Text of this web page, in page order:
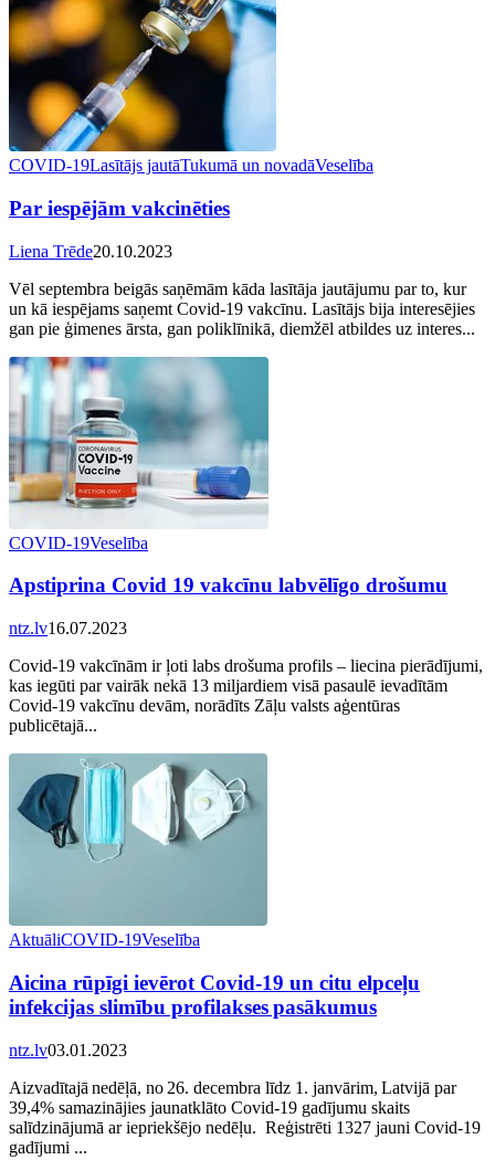
COVID-19Lasītājs jautāTukumā un novadāVeselība
Par iespējām vakcinēties
Liena Trēde20.10.2023
Vēl septembra beigās saņēmām kāda lasītāja jautājumu par to, kur
un kā iespējams saņemt Covid-19 vakcīnu. Lasītājs bija interesējies
gan pie ģimenes ārsta, gan poliklīnikā, diemžēl atbildes uz interes...
COVID-19Veselība
Apstiprina Covid 19 vakcīnu labvēlīgo drošumu
ntz.lv16.07.2023
Covid-19 vakcīnām ir ļoti labs drošuma profils – liecina pierādījumi,
kas iegūti par vairāk nekā 13 miljardiem visā pasaulē ievadītām
Covid-19 vakcīnu devām, norādīts Zāļu valsts aģentūras
publicētajā...
AktuāliCOVID-19Veselība
Aicina rūpīgi ievērot Covid-19 un citu elpceļu
infekcijas slimību profilakses pasākumus
ntz.lv03.01.2023
Aizvadītajā nedēļā, no 26. decembra līdz 1. janvārim, Latvijā par
39,4% samazinājies jaunatklāto Covid-19 gadījumu skaits
salīdzinājumā ar iepriekšējo nedēļu. Reģistrēti 1327 jauni Covid-19
gadījumi ...